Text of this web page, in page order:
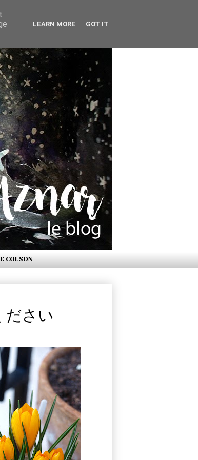
COLSON
ださい
LEARN MORE GOT IT